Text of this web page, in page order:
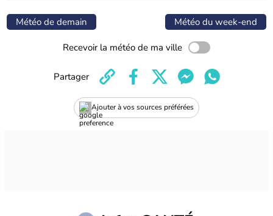
Météo de demain Météo du week-end
Recevoir la météo de ma ville
Ajouter à vos sources préférées
Partager